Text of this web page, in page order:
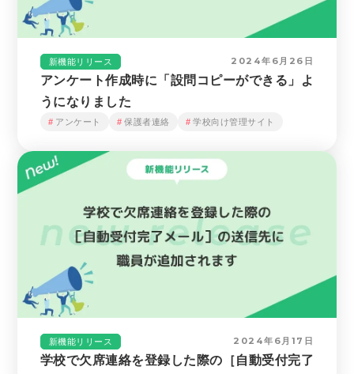
新機能リリース 2024年6月26日
アンケート作成時に「設問コピーができる」よ
うになりました
アンケート 保護者連絡 学校向け管理サイト
新機能リリース 2024年6月17日
学校で欠席連絡を登録した際の［自動受付完了